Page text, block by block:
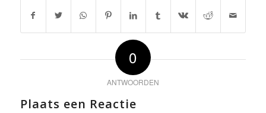
0
ANTWOORDEN
Plaats een Reactie